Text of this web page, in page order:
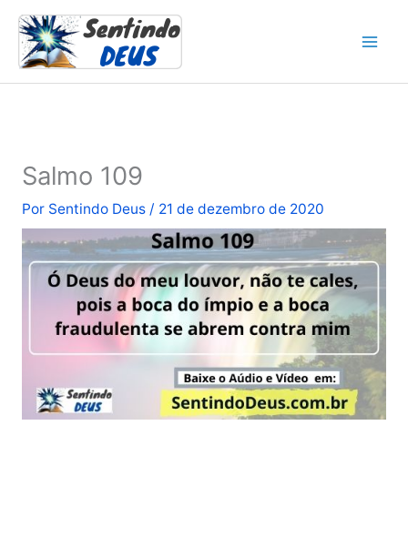
para
conteúdo
Salmo 109
Por Sentindo Deus / 21 de dezembro de 2020